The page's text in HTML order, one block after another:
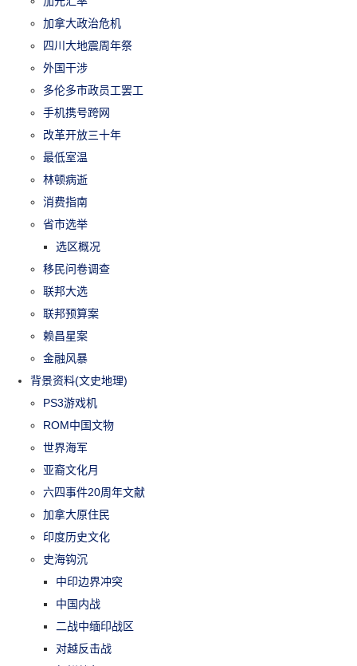
加拿大政治危机
四川大地震周年祭
外国干涉
多伦多市政员工罢工
手机携号跨网
改革开放三十年
最低室温
林顿病逝
消费指南
省市选举
选区概况
移民问卷调查
联邦大选
联邦预算案
赖昌星案
金融风暴
背景资料(文史地理)
PS3游戏机
ROM中国文物
世界海军
亚裔文化月
六四事件20周年文献
加拿大原住民
印度历史文化
史海钩沉
中印边界冲突
中国内战
二战中缅印战区
对越反击战